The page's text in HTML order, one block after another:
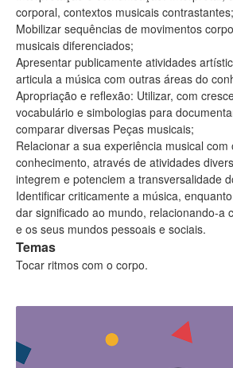
corporal, contextos musicais contrastantes;
Mobilizar sequências de movimentos
musicais diferenciados;
Apresentar publicamente atividades
articula a música com outras áreas do
Apropriação e reflexão: Utilizar, com
vocabulário e simbologias para
comparar diversas Peças musicais;
Relacionar a sua experiência musical com
conhecimento, através de atividades
integrem e potenciem a transversalidade
Identificar criticamente a música,
dar significado ao mundo, relacionando-a
e os seus mundos pessoais e sociais.
Temas
Tocar ritmos com o corpo.